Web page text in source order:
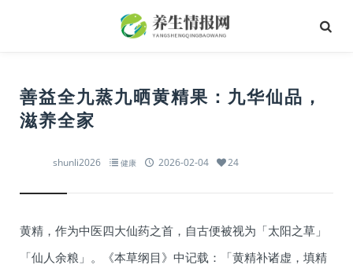
善益全九蒸九晒黄精果：九华仙品，
滋养全家
shunli2026 健康 2026-02-04 24
黄精，作为中医四大仙药之首，自古便被视为「太阳之草」
「仙人余粮」。《本草纲目》中记载：「黄精补诸虚，填精